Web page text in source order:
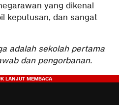
yang dikenal
keputusan, dan sangat
adalah sekolah pertama
dan pengorbanan.